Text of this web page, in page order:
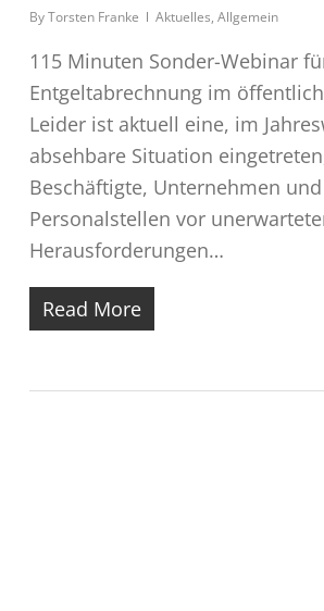
ByTorsten Franke Aktuelles, Allgemein
115 Minuten Sonder-Webinar
Entgeltabrechnung im
Leider ist aktuell eine, im
absehbare Situation
Beschäftigte, Unternehmen
Personalstellen vor
Herausforderungen…
Read More